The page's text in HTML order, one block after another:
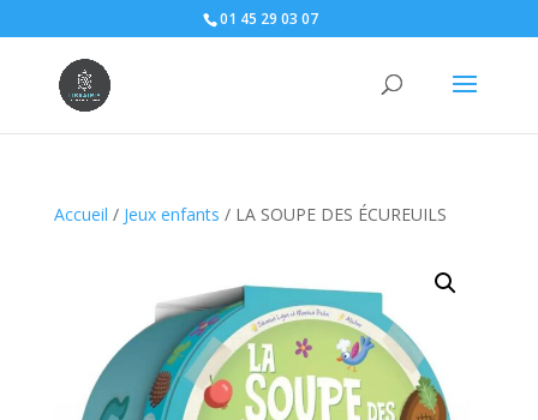
01 45 29 03 07
Accueil / Jeux enfants / LA SOUPE DES ÉCUREUILS